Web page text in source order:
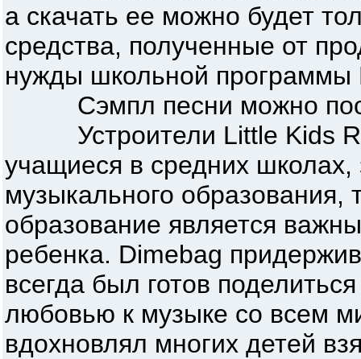
а скачать ее можно будет
средства, полученные от
нужды школьной программы
Сэмпл песни можно
Устроители Little Kids
учащиеся в средних
музыкального образования,
образование является
ребенка. Dimebag
всегда был готов
любовью к музыке со всем
вдохновлял многих детей